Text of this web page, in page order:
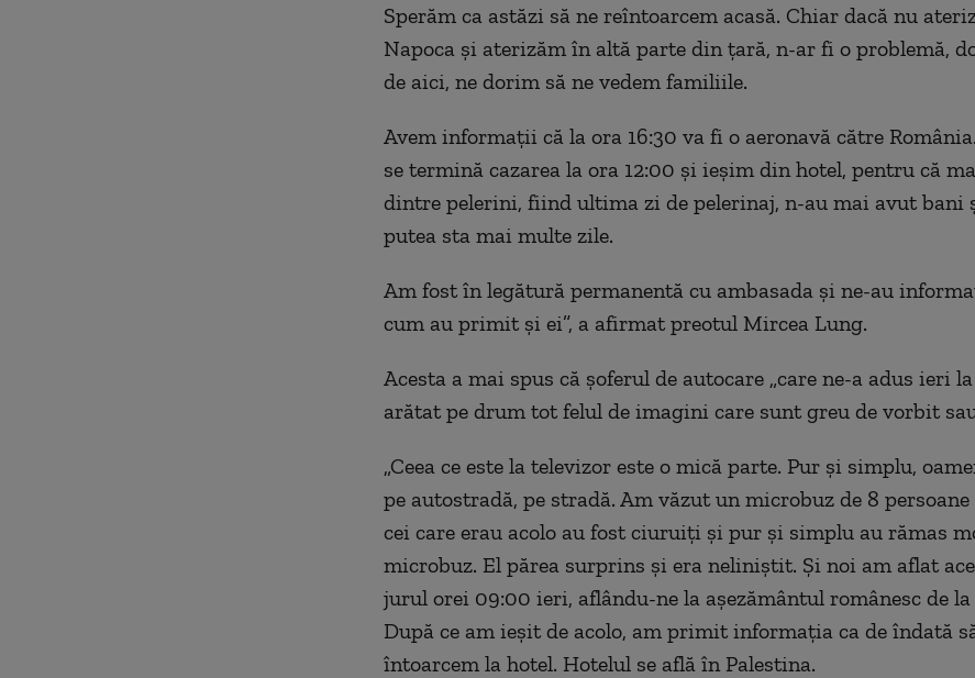
Sperăm ca astăzi să ne reîntoarcem acasă. Chiar dacă nu
Napoca și aterizăm în altă parte din țară, n-ar fi o problemă,
de aici, ne dorim să ne vedem familiile.
Avem informații că la ora 16:30 va fi o aeronavă către
se termină cazarea la ora 12:00 și ieșim din hotel, pentru că
dintre pelerini, fiind ultima zi de pelerinaj, n-au mai avut bani
putea sta mai multe zile.
Am fost în legătură permanentă cu ambasada și ne-au
cum au primit și ei”, a afirmat preotul Mircea Lung.
Acesta a mai spus că șoferul de autocare „care ne-a adus ieri
arătat pe drum tot felul de imagini care sunt greu de vorbit
„Ceea ce este la televizor este o mică parte. Pur și simplu,
pe autostradă, pe stradă. Am văzut un microbuz de 8
cei care erau acolo au fost ciuruiți și pur și simplu au rămas
microbuz. El părea surprins și era neliniștit. Și noi am aflat
jurul orei 09:00 ieri, aflându-ne la așezământul românesc de
După ce am ieșit de acolo, am primit informația ca de îndată
întoarcem la hotel. Hotelul se află în Palestina.